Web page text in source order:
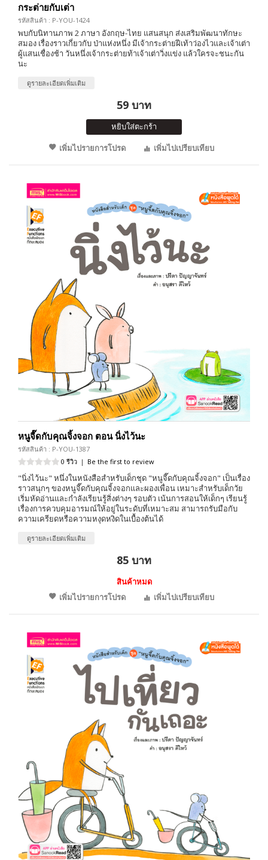
กระต่ายกับเต่า
รหัสสินค้า : P-YOU-1424
พบกับนิทานภาพ 2 ภาษา อังกฤษ-ไทย แสนสนุก ส่งเสริมพัฒนาทักษะ
สมอง เรื่องราวเกี่ยวกับ ป่าแห่งหนึ่ง มีเจ้ากระต่ายฝีเท้าว่องไวและเจ้าเต่า
ผู้แสนเชื่องช้า วันหนึ่งเจ้ากระต่ายท้าเจ้าเต่าวิ่งแข่ง แล้วใครจะชนะกัน
นะ
ดูรายละเอียดเพิ่มเติม
59 บาท
หยิบใส่ตะกร้า
เพิ่มไปรายการโปรด
เพิ่มไปเปรียบเทียบ
หนูจี๊ดกับคุณจิ้งจอก ตอน นิ่งไว้นะ
รหัสสินค้า : P-YOU-1387
0 รีวิว | Be the first to review
"นิ่งไว้นะ" หนึ่งในหนังสือสำหรับเด็กชุด "หนูจี๊ดกับคุณจิ้งจอก" เป็นเรื่อง
ราวสนุกๆ ของหนูจี๊ดกับคุณจิ้งจอกและผองเพื่อน เหมาะสำหรับเด็กวัย
เริ่มหัดอ่านและกำลังเรียนรู้สิ่งต่างๆ รอบตัว เน้นการสอนให้เด็กๆ เรียนรู้
เรื่องการควบคุมอารมณ์ให้อยู่ในระดับที่เหมาะสม สามารถรับมือกับ
ความเครียดหรือความหงุดหงิดในเบื้องต้นได้
ดูรายละเอียดเพิ่มเติม
85 บาท
สินค้าหมด
เพิ่มไปรายการโปรด
เพิ่มไปเปรียบเทียบ